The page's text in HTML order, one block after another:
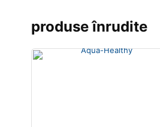
produse înrudite